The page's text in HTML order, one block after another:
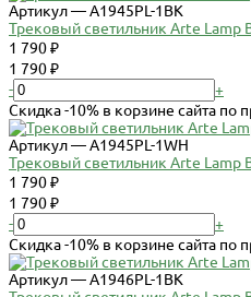
Артикул — A1945PL-1BK
Трековый светильник Arte Lamp
1 790 ₽
1 790 ₽
-
+
Скидка -10% в корзине сайта
Артикул — A1945PL-1WH
Трековый светильник Arte Lamp
1 790 ₽
1 790 ₽
-
+
Скидка -10% в корзине сайта
Артикул — A1946PL-1BK